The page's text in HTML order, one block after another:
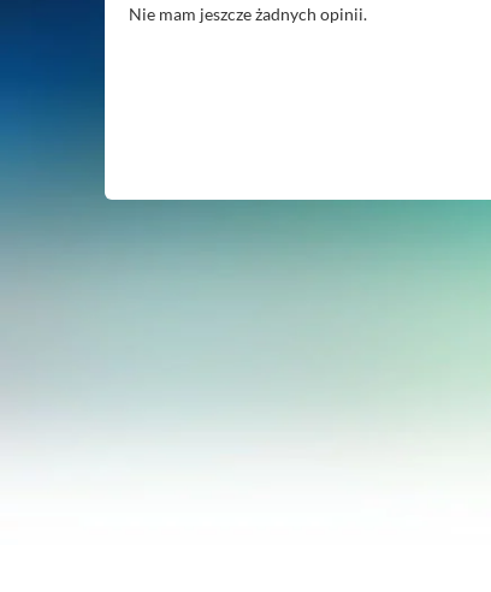
Nie mam jeszcze żadnych opinii.